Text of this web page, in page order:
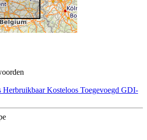
Herbruikbaar Kosteloos Toegevoegd GDI-